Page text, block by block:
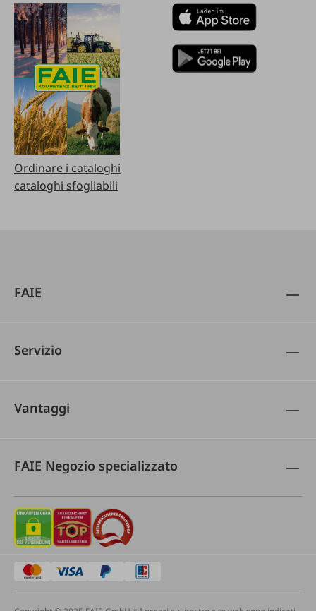
Ordinare i cataloghi
cataloghi sfogliabili
FAIE
Servizio
Vantaggi
FAIE Negozio specializzato